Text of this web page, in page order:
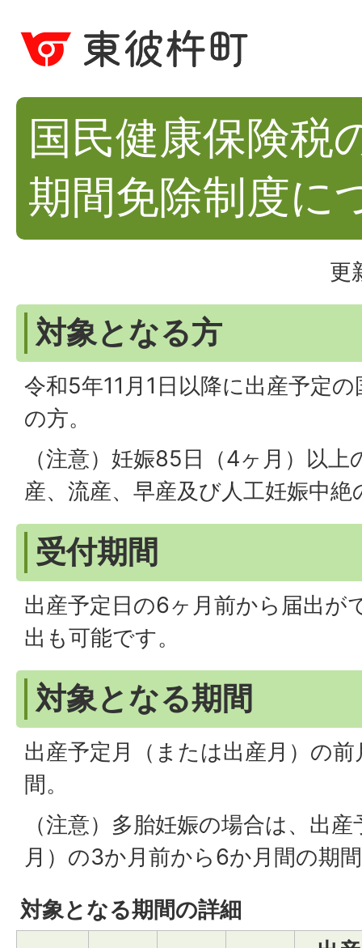
国民健康保険税
期間免除制度に
更
対象となる方
令和5年11月1日以降に出産予定
の方。
（注意）妊娠85日（4ヶ月）以
産、流産、早産及び人工妊娠中
受付期間
出産予定日の6ヶ月前から届出が
出も可能です。
対象となる期間
出産予定月（または出産月）の
間。
（注意）多胎妊娠の場合は、出
月）の3か月前から6か月間の期
対象となる期間の詳細